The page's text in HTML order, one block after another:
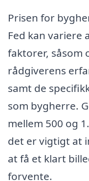
Prisen for
Fed kan
faktorer, såsom
rådgiverens
samt de
som bygherre.
mellem 500 og
det er vigtigt at
at få et klart
forvente.